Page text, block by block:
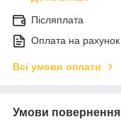
Післяплата
Оплата на рахунок
Всі умови оплати
Умови повернення